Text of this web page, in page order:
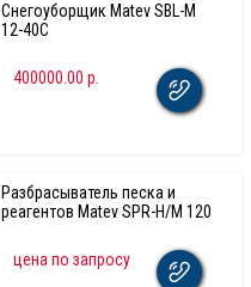
Снегоуборщик Matev SBL-M
12-40C
400000.00 р.
Разбрасыватель песка и
реагентов Matev SPR-H/M 120
цена по запросу